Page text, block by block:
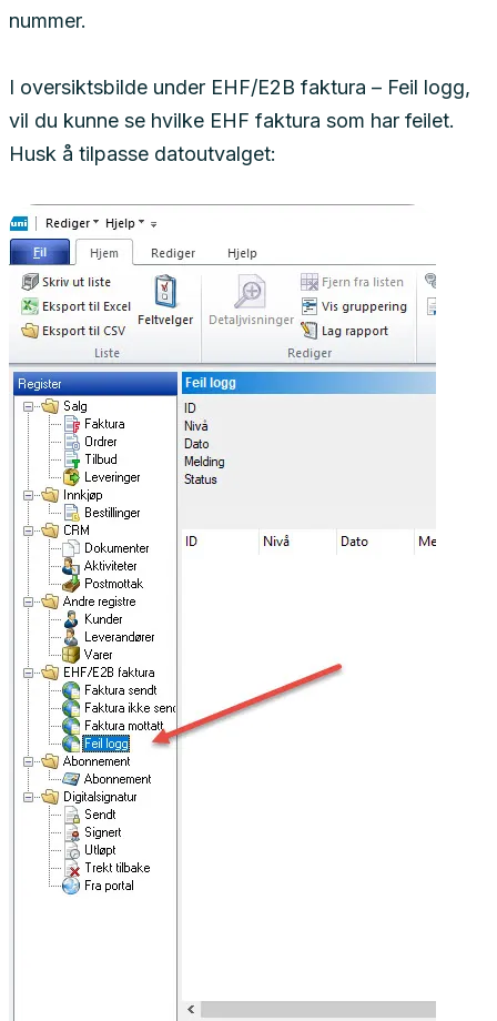
nummer.
I oversiktsbilde under EHF/E2B faktura – Feil logg,
vil du kunne se hvilke EHF faktura som har feilet.
Husk å tilpasse datoutvalget: